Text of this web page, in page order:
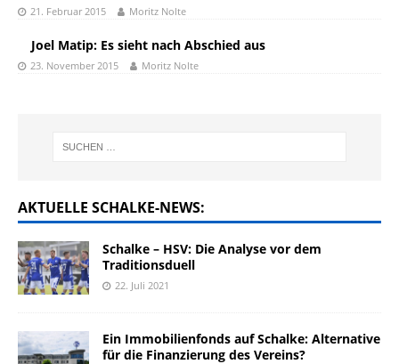
21. Februar 2015 Moritz Nolte
Joel Matip: Es sieht nach Abschied aus
23. November 2015 Moritz Nolte
AKTUELLE SCHALKE-NEWS:
Schalke – HSV: Die Analyse vor dem
Traditionsduell
22. Juli 2021
Ein Immobilienfonds auf Schalke: Alternative
für die Finanzierung des Vereins?